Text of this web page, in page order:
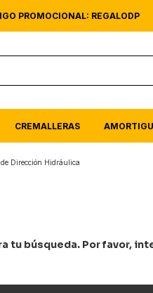
PROMOCIONAL: REGALODP
CREMALLERAS
Dirección Hidráulica
tu búsqueda. Por favor,